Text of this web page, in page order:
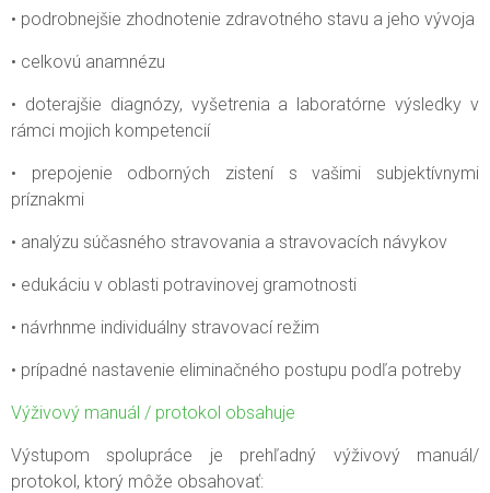
• podrobnejšie zhodnotenie zdravotného stavu a jeho vývoja
• celkovú anamnézu
• doterajšie diagnózy, vyšetrenia a laboratórne výsledky v
rámci mojich kompetencií
• prepojenie odborných zistení s vašimi subjektívnymi
príznakmi
• analýzu súčasného stravovania a stravovacích návykov
• edukáciu v oblasti potravinovej gramotnosti
• návrhnme individuálny stravovací režim
• prípadné nastavenie eliminačného postupu podľa potreby
Výživový manuál / protokol obsahuje
Výstupom spolupráce je prehľadný výživový manuál/
protokol, ktorý môže obsahovať: